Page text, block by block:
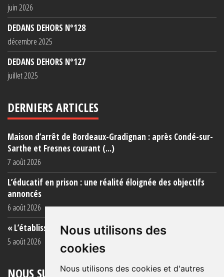
Nous utilisons des
cookies
Nous utilisons des cookies et d'autres
juin 2026
DEDANS DEHORS N°128
décembre 2025
DEDANS DEHORS N°127
juillet 2025
DERNIERS ARTICLES
Maison d’arrêt de Bordeaux-Gradignan : après Condé-sur-
Sarthe et Fresnes courant (...)
7 août 2026
L’éducatif en prison : une réalité éloignée des objectifs
annoncés
6 août 2026
« L’établissement est une porcherie totale »
5 août 2026
NOUS SUIVRE